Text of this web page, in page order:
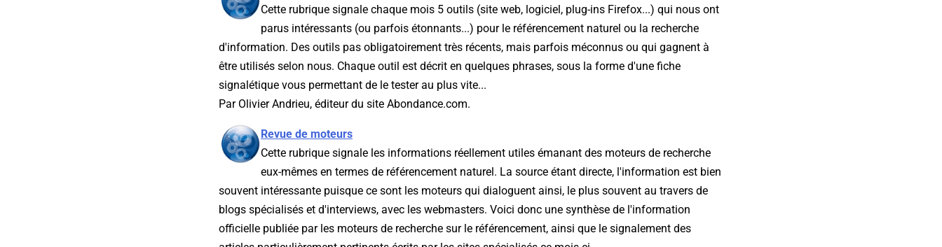
Cette rubrique signale chaque mois 5 outils (site web, logiciel, plug-ins Firefox...) qui nous ont
parus intéressants (ou parfois étonnants...) pour le référencement naturel ou la recherche
d'information. Des outils pas obligatoirement très récents, mais parfois méconnus ou qui gagnent à
être utilisés selon nous. Chaque outil est décrit en quelques phrases, sous la forme d'une fiche
signalétique vous permettant de le tester au plus vite...
Par Olivier Andrieu, éditeur du site Abondance.com.
Revue de moteurs
Cette rubrique signale les informations réellement utiles émanant des moteurs de recherche
eux-mêmes en termes de référencement naturel. La source étant directe, l'information est bien
souvent intéressante puisque ce sont les moteurs qui dialoguent ainsi, le plus souvent au travers de
blogs spécialisés et d'interviews, avec les webmasters. Voici donc une synthèse de l'information
officielle publiée par les moteurs de recherche sur le référencement, ainsi que le signalement des